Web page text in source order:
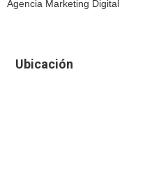
Agencia Marketing Digital
Ubicación